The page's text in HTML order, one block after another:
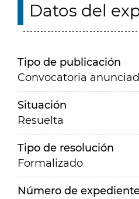
Datos del
Tipo de publicación
Convocatoria
Situación
Resuelta
Tipo de resolución
Formalizado
Número de